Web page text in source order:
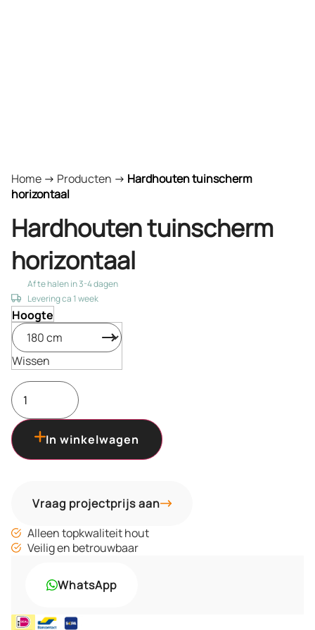
Home -> Producten -> Hardhouten tuinscherm
horizontaal
Hardhouten tuinscherm
horizontaal
Af te halen in 3-4 dagen
Levering ca 1 week
Hoogte
Wissen
In winkelwagen
Vraag projectprijs aan
Alleen topkwaliteit hout
Veilig en betrouwbaar
WhatsApp